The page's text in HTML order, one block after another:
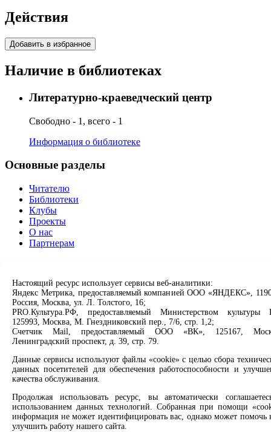
Действия
Добавить в избранное
Наличие в библиотеках
Литературно-краеведческий центр
Свободно - 1, всего - 1
Информация о библиотеке
Основные разделы
Читателю
Библиотеки
Клубы
Проекты
О нас
Партнерам
Продлить книгу
Спроси библиотекаря
Спроси краеведа
Оцените качество услуг
Направить обращение директору
Соцсети
Вконтакте
Max
Rutube
Настоящий ресурс использует сервисы веб-аналитики:
Яндекс Метрика, предоставляемый компанией ООО «ЯНДЕКС»,
Россия, Москва, ул. Л. Толстого, 16;
PRO.Культура.РФ, предоставляемый Министерством культуры
125993, Москва, М. Гнездниковский пер., 7/6, стр. 1,2;
Счетчик Mail, предоставляемый ООО «ВК», 125167,
Ленинградский проспект, д. 39, стр. 79.
Данные сервисы используют файлы «cookie» с целью сбора
данных посетителей для обеспечения работоспособности и
качества обслуживания.
Продолжая использовать ресурс, вы автоматически
использованием данных технологий. Собранная при помощи
информация не может идентифицировать вас, однако может помочь
улучшить работу нашего сайта.